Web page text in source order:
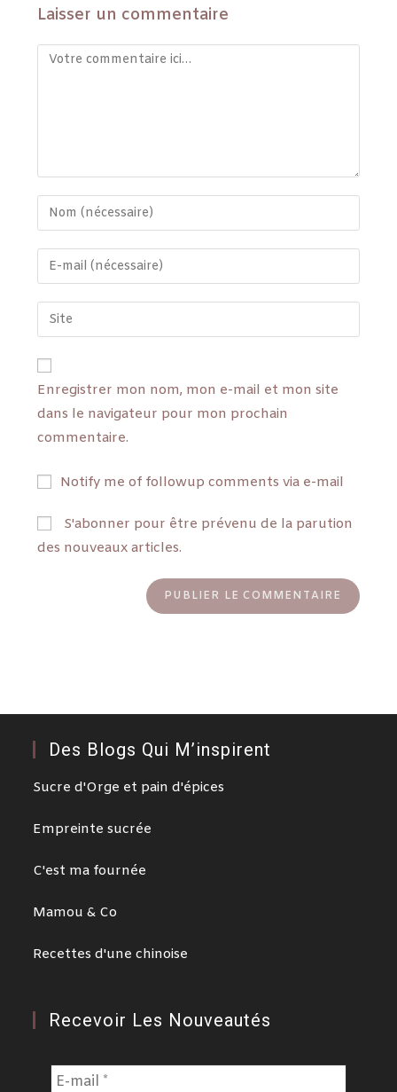
Laisser un commentaire
Enregistrer mon nom, mon e-mail et mon site
dans le navigateur pour mon prochain
commentaire.
Notify me of followup comments via e-mail
S'abonner pour être prévenu de la parution
des nouveaux articles.
Des Blogs Qui M’inspirent
Sucre d'Orge et pain d'épices
Empreinte sucrée
C'est ma fournée
Mamou & Co
Recettes d'une chinoise
Recevoir Les Nouveautés